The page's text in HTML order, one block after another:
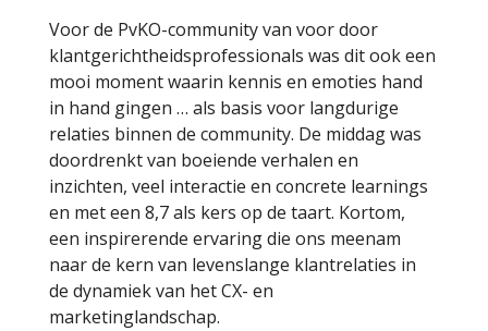
Voor de PvKO-community van voor door
klantgerichtheidsprofessionals was dit ook een
mooi moment waarin kennis en emoties hand
in hand gingen … als basis voor langdurige
relaties binnen de community. De middag was
doordrenkt van boeiende verhalen en
inzichten, veel interactie en concrete learnings
en met een 8,7 als kers op de taart. Kortom,
een inspirerende ervaring die ons meenam
naar de kern van levenslange klantrelaties in
de dynamiek van het CX- en
marketinglandschap.